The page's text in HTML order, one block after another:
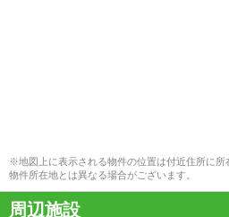
※地図上に表示される物件の位置は付近住所に
物件所在地とは異なる場合がございます。
周辺施設